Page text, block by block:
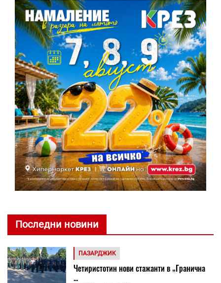
Последни новини
ПАЗАРДЖИК
Четиристотин нови стажанти в „Гранична
...